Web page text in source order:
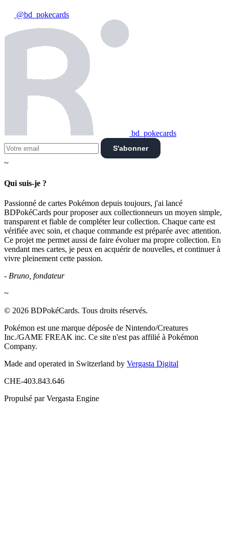
@bd_pokecards
bd_pokecards
S'abonner
~
Qui suis-je ?
Passionné de cartes Pokémon depuis toujours, j'ai lancé
BDPokéCards pour proposer aux collectionneurs un moyen simple,
transparent et fiable de compléter leur collection. Chaque carte est
vérifiée avec soin, et chaque commande est préparée avec attention.
Ce projet me permet aussi de faire évoluer ma propre collection. En
vendant mes cartes, je peux en acquérir de nouvelles, et continuer à
vivre pleinement cette passion.
- Bruno, fondateur
~
© 2026 BDPokéCards. Tous droits réservés.
Pokémon est une marque déposée de Nintendo/Creatures
Inc./GAME FREAK inc. Ce site n'est pas affilié à Pokémon
Company.
Made and operated in Switzerland by Vergasta Digital
CHE-403.843.646
Propulsé par Vergasta Engine